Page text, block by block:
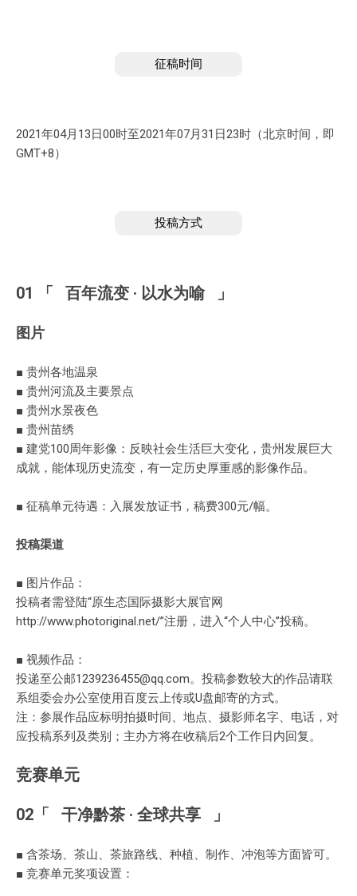
征稿时间
2021年04月13日00时至2021年07月31日23时（北京时间，即
GMT+8）
投稿方式
01 「 百年流变 · 以水为喻 」
图片
■ 贵州各地温泉
■ 贵州河流及主要景点
■ 贵州水景夜色
■ 贵州苗绣
■ 建党100周年影像：反映社会生活巨大变化，贵州发展巨大
成就，能体现历史流变，有一定历史厚重感的影像作品。
■ 征稿单元待遇：入展发放证书，稿费300元/幅。
投稿渠道
■ 图片作品：
投稿者需登陆“原生态国际摄影大展官网
http://www.photoriginal.net/”注册，进入“个人中心”投稿。
■ 视频作品：
投递至公邮1239236455@qq.com。投稿参数较大的作品请联
系组委会办公室使用百度云上传或U盘邮寄的方式。
注：参展作品应标明拍摄时间、地点、摄影师名字、电话，对
应投稿系列及类别；主办方将在收稿后2个工作日内回复。
竞赛单元
02「 干净黔茶 · 全球共享 」
■ 含茶场、茶山、茶旅路线、种植、制作、冲泡等方面皆可。
■ 竞赛单元奖项设置：